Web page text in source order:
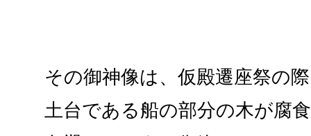
その御神像は、仮殿遷座祭の
土台である船の部分の木が腐